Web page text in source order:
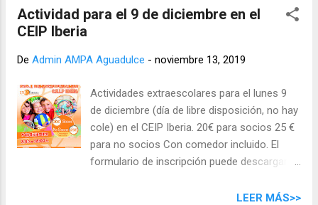
hueso y queques embasados. 5º y 6º :
Actividad para el 9 de diciembre en el
CEIP Iberia
De Admin AMPA Aguadulce - noviembre 13, 2019
Actividades extraescolares para el lunes 9
de diciembre (día de libre disposición, no hay
cole) en el CEIP Iberia. 20€ para socios 25 €
para no socios Con comedor incluido. El
formulario de inscripción puede descargarse
LEER MÁS>>